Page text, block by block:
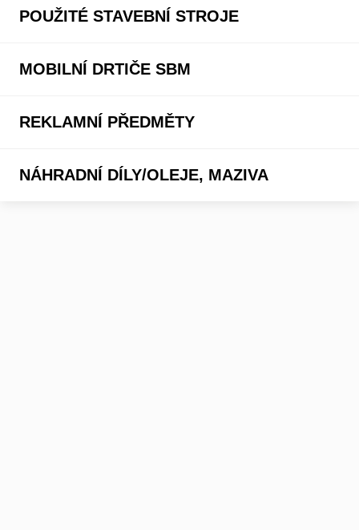
POUŽITÉ STAVEBNÍ STROJE
MOBILNÍ DRTIČE SBM
REKLAMNÍ PŘEDMĚTY
NÁHRADNÍ DÍLY/OLEJE, MAZIVA